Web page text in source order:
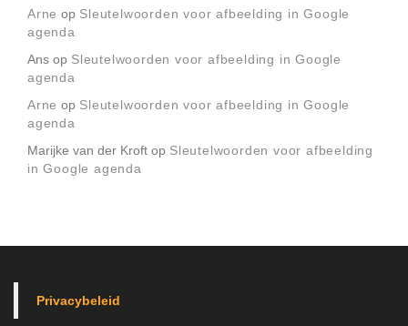
Arne op Sleutelwoorden voor afbeelding in Google
agenda
Ans op Sleutelwoorden voor afbeelding in Google
agenda
Arne op Sleutelwoorden voor afbeelding in Google
agenda
Marijke van der Kroft op Sleutelwoorden voor afbeelding
in Google agenda
Privacybeleid